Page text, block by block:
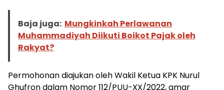
Baja juga: Mungkinkah Perlawanan
Muhammadiyah Diikuti Boikot Pajak oleh
Rakyat?
Permohonan diajukan oleh Wakil Ketua KPK Nurul
Ghufron dalam Nomor 112/PUU-XX/2022, amar